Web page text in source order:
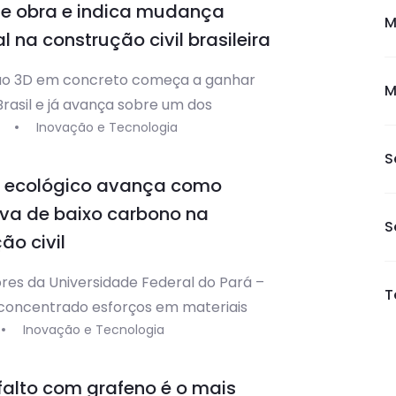
aproximar jovens profissionais das
obra e indica mudança
na construção civil brasileira
3D em concreto começa a ganhar
e já avança sobre um dos
conservadores da construção
vez no país em um projeto
desse tipo, em Nova Lima, na Região
impressão automatizada […]
Inovação e Tecnologia
ecológico avança como
de baixo carbono na
civil
da Universidade Federal do Pará –
esforços em materiais
as emissões de gases do efeito
o cimento geopolimérico, um tipo
Inovação e Tecnologia
com grafeno é o mais